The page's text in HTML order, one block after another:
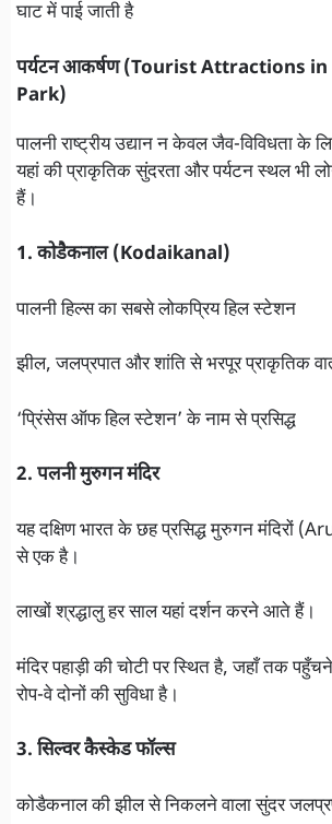
घाट में पाई जाती है
पर्यटन आकर्षण (Tourist Attractions
Park)
पालनी राष्ट्रीय उद्यान न केवल जैव-विविधता के
यहां की प्राकृतिक सुंदरता और पर्यटन स्थल भी
हैं।
1. कोडैकनाल (Kodaikanal)
पालनी हिल्स का सबसे लोकप्रिय हिल स्टेशन
झील, जलप्रपात और शांति से भरपूर प्राकृतिक
‘प्रिंसेस ऑफ हिल स्टेशन’ के नाम से प्रसिद्ध
2. पलनी मुरुगन मंदिर
यह दक्षिण भारत के छह प्रसिद्ध मुरुगन मंदिरों
से एक है।
लाखों श्रद्धालु हर साल यहां दर्शन करने आते हैं।
मंदिर पहाड़ी की चोटी पर स्थित है, जहाँ तक
रोप-वे दोनों की सुविधा है।
3. सिल्वर कैस्केड फॉल्स
कोडैकनाल की झील से निकलने वाला सुंदर